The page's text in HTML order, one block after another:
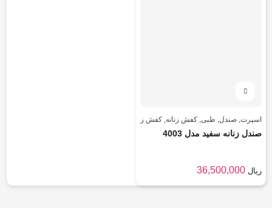
اسپرت ,صندل طبی ,کفش زنانه ,کفش زنانه
صندل زنانه سفید مدل 4003
36,500,000 ریال